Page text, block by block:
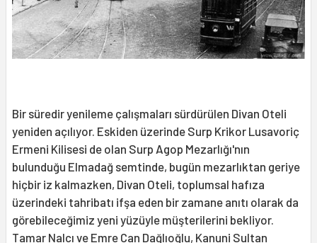
Bir süredir yenileme çalışmaları sürdürülen Divan Oteli
yeniden açılıyor. Eskiden üzerinde Surp Krikor Lusavoriç
Ermeni Kilisesi de olan Surp Agop Mezarlığı'nın
bulunduğu Elmadağ semtinde, bugün mezarlıktan geriye
hiçbir iz kalmazken, Divan Oteli, toplumsal hafıza
üzerindeki tahribatı ifşa eden bir zamane anıtı olarak da
görebileceğimiz yeni yüzüyle müşterilerini bekliyor.
Tamar Nalcı ve Emre Can Dağlıoğlu, Kanuni Sultan